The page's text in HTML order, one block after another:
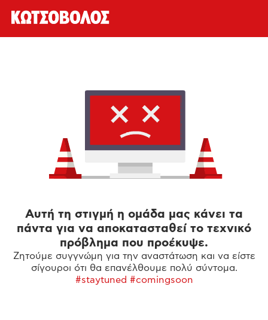
Αυτή τη στιγμή η ομάδα μας κάνει τα
πάντα για να αποκατασταθεί το τεχνικό
πρόβλημα που προέκυψε.
Ζητούμε συγγνώμη για την αναστάτωση και να είστε
σίγουροι ότι θα επανέλθουμε πολύ σύντομα.
#staytuned #comingsoon